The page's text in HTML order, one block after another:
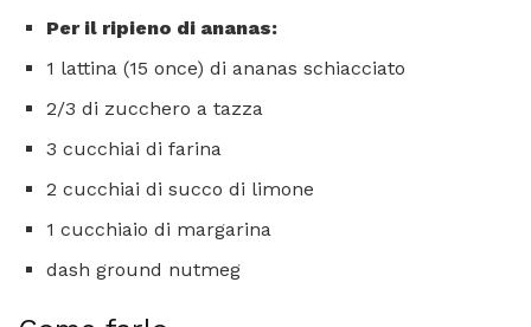
Per il ripieno di ananas:
1 lattina (15 once) di ananas schiacciato
2/3 di zucchero a tazza
3 cucchiai di farina
2 cucchiai di succo di limone
1 cucchiaio di margarina
dash ground nutmeg